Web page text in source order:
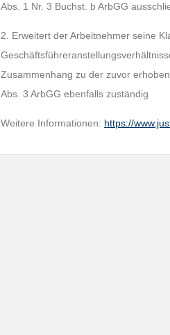
Abs. 1 Nr. 3 Buchst. b ArbGG
2. Erweitert der Arbeitnehmer seine
Zusammenhang zu der zuvor
Abs. 3 ArbGG ebenfalls zuständig
Weitere Informationen: https://